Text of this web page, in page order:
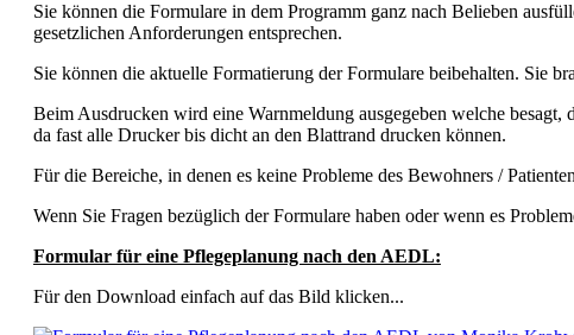
Sie können die Formulare in dem Programm ganz nach Belieben
gesetzlichen Anforderungen entsprechen.
Sie können die aktuelle Formatierung der Formulare beibehalten. Sie
Beim Ausdrucken wird eine Warnmeldung ausgegeben welche
da fast alle Drucker bis dicht an den Blattrand drucken können.
Für die Bereiche, in denen es keine Probleme des Bewohners /
Wenn Sie Fragen bezüglich der Formulare haben oder wenn es
Formular für eine Pflegeplanung nach den AEDL:
Für den Download einfach auf das Bild klicken...